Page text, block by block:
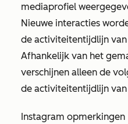
mediaprofiel
Nieuwe interacties
de activiteitentijdlijn
Afhankelijk van het
verschijnen alleen de
de activiteitentijdlijn
Instagram opmerkingen